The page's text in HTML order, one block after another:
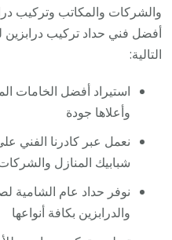
والشركات والمكاتب وتركيب
أفضل فني حداد تركيب
التالية:
استيراد أفضل الخامات
وأعلاها جودة
نعمل عبر كادرنا الفني
شبابيك المنازل
نوفر حداد عام الشامية
والدرابزين بكافة أنواعها